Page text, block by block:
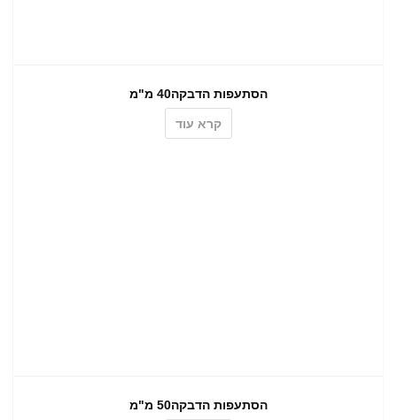
הסתעפות הדבקה40 מ"מ
קרא עוד
הסתעפות הדבקה50 מ"מ